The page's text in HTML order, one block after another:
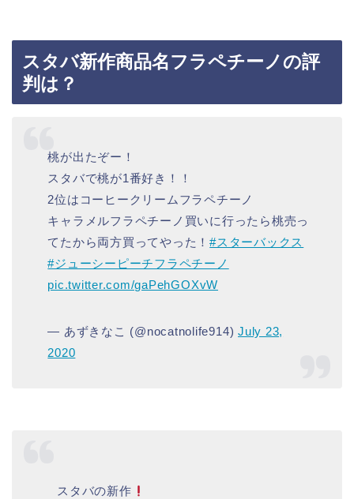
スタバ新作商品名フラペチーノの評
判は？
桃が出たぞー！
スタバで桃が1番好き！！
2位はコーヒークリームフラペチーノ
キャラメルフラペチーノ買いに行ったら桃売っ
てたから両方買ってやった！#スターバックス
#ジューシーピーチフラペチーノ
pic.twitter.com/gaPehGOXvW
— あずきなこ (@nocatnolife914)July 23,
2020
⠀スタバの新作